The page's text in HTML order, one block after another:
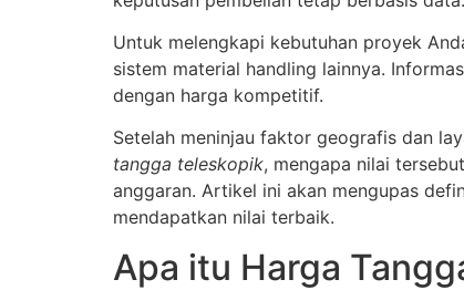
Untuk melengkapi kebutuhan proyek
sistem material handling lainnya.
dengan harga kompetitif.
Setelah meninjau faktor geografis dan
tangga teleskopik, mengapa nilai
anggaran. Artikel ini akan mengupas
mendapatkan nilai terbaik.
Apa itu Harga